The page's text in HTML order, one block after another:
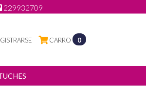
229932709
CARRO 0